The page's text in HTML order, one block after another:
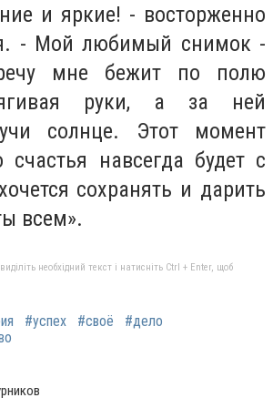
и яркие! - восторженно
- Мой любимый снимок -
мне бежит по полю
руки, а за ней
солнце. Этот момент
счастья навсегда будет с
сохранять и дарить
всем».
необхідний текст і натисніть Ctrl + Enter, щоб
#успех #своё
#дело